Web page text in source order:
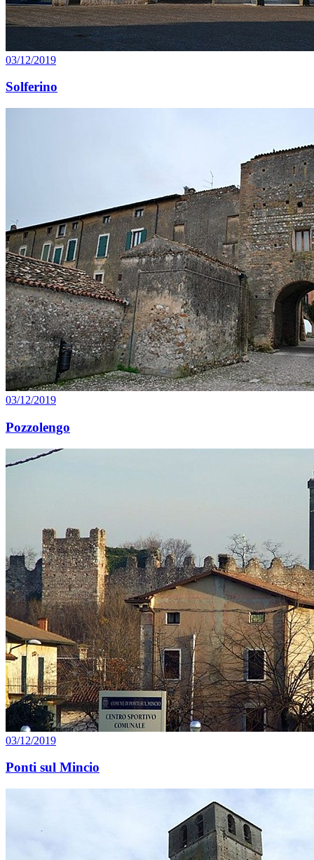
03/12/2019
Solferino
03/12/2019
Pozzolengo
03/12/2019
Ponti sul Mincio